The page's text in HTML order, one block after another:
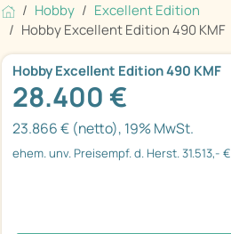
Hobby
Excellent Edition
Hobby Excellent Edition 490 KMF
Hobby Excellent Edition 490 KMF
28.400 €
23.866 € (netto), 19% MwSt.
ehem. unv. Preisempf. d. Herst. 31.513,- €